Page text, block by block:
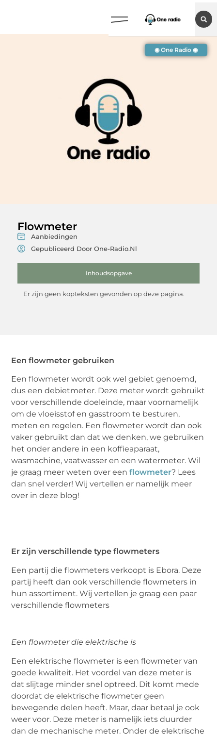
Flowmeter
Aanbiedingen
Gepubliceerd Door One-Radio.nl
Inhoudsopgave
Er zijn geen kopteksten gevonden op deze pagina.
◉ One Radio ◉
Een flowmeter gebruiken
Een flowmeter wordt ook wel gebiet genoemd,
dus een debietmeter. Deze meter wordt gebruikt
voor verschillende doeleinde, maar voornamelijk
om de vloeisstof en gasstroom te besturen,
meten en regelen. Een flowmeter wordt dan ook
vaker gebruikt dan dat we denken, we gebruiken
het onder andere in een koffieaparaat,
wasmachine, vaatwasser en een watermeter. Wil
je graag meer weten over eenflowmeter? Lees
dan snel verder! Wij vertellen er namelijk meer
over in deze blog!
Er zijn verschillende type flowmeters
Een partij die flowmeters verkoopt is Ebora. Deze
partij heeft dan ook verschillende flowmeters in
hun assortiment. Wij vertellen je graag een paar
verschillende flowmeters
Een flowmeter die elektrische is
Een elektrische flowmeter is een flowmeter van
goede kwaliteit. Het voordel van deze meter is
dat slijtage minder snel optreed. Dit komt mede
doordat de elektrische flowmeter geen
bewegende delen heeft. Maar, daar betaal je ook
weer voor. Deze meter is namelijk iets duurder
dan de mechanische meter. Onder de elektrische